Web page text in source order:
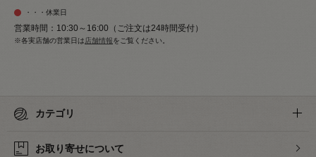
・・・休業日
営業時間：10:30～16:00（ご注文は24時間受付）
※各実店舗の営業日は 店舗情報をご覧ください。
カテゴリ
お取り寄せについて